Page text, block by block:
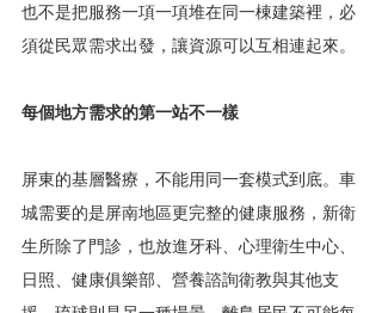
也不是把服務一項一項堆在同一棟建築裡，必
須從民眾需求出發，讓資源可以互相連起來。
每個地方需求的第一站不一樣
屏東的基層醫療，不能用同一套模式到底。車
城需要的是屏南地區更完整的健康服務，新衛
生所除了門診，也放進牙科、心理衛生中心、
日照、健康俱樂部、營養諮詢衛教與其他支